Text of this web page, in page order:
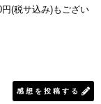
(税サ込み)もござい
感想を投稿する